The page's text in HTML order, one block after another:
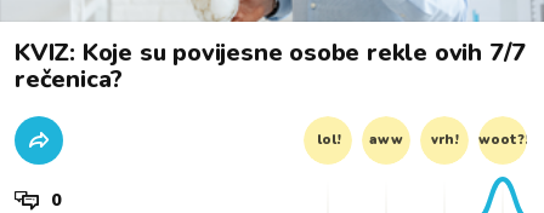
KVIZ: Koje su povijesne osobe rekle ovih 7/7
rečenica?
lol! aww vrh! woot?!
0